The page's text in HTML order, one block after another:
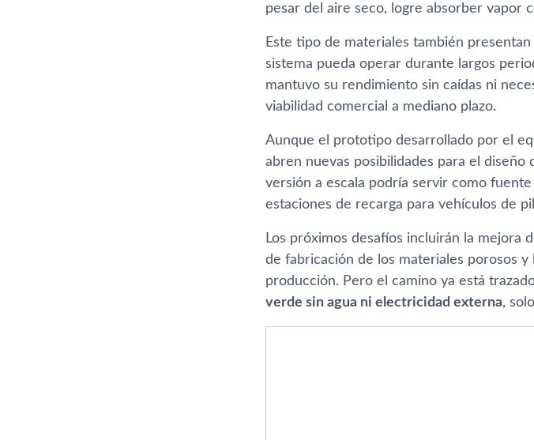
pesar del aire seco, logre absorber vapor
Este tipo de materiales también
sistema pueda operar durante largos
mantuvo su rendimiento sin caídas ni
viabilidad comercial a mediano plazo.
Aunque el prototipo desarrollado por el
abren nuevas posibilidades para el diseño
versión a escala podría servir como
estaciones de recarga para vehículos de
Los próximos desafíos incluirán la mejora
de fabricación de los materiales porosos
producción. Pero el camino ya está
verde sin agua ni electricidad externa,